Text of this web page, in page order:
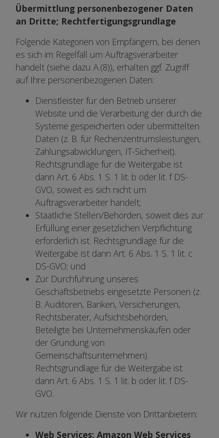
Übermittlung personenbezogener Daten
an Dritte; Rechtfertigungsgrundlage
Folgende Kategorien von Empfängern, bei denen
es sich im Regelfall um Auftragsverarbeiter
handelt (siehe dazu A.(8)), erhalten ggf. Zugriff
auf Ihre personenbezogenen Daten:
Dienstleister für den Betrieb unserer
Website und die Verarbeitung der durch die
Systeme gespeicherten oder übermittelten
Daten (z. B. für Rechenzentrumsleistungen,
Zahlungsabwicklungen, IT-Sicherheit).
Rechtsgrundlage für die Weitergabe ist
dann Art. 6 Abs. 1 S. 1 lit. b oder lit. f DS-
GVO, soweit es sich nicht um
Auftragsverarbeiter handelt;
Staatliche Stellen/Behörden, soweit dies zur
Erfüllung einer gesetzlichen Verpflichtung
erforderlich ist. Rechtsgrundlage für die
Weitergabe ist dann Art. 6 Abs. 1 S. 1 lit. c
DS-GVO; und
Zur Durchführung unseres
Geschäftsbetriebs eingesetzte Personen (z.
B. Auditoren, Banken, Versicherungen,
Rechtsberater, Aufsichtsbehörden,
Beteiligte bei Unternehmenskäufen oder
der Gründung von
Gemeinschaftsunternehmen).
Rechtsgrundlage für die Weitergabe ist
dann Art. 6 Abs. 1 S. 1 lit. b oder lit. f DS-
GVO.
Wir nutzen folgende Dienste von Drittanbietern:
Web Services: Amazon Web Services